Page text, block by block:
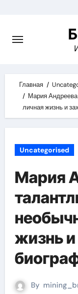
content
Главная
Мария
личная жизнь и
Uncategorised
Мария
жизнь
By